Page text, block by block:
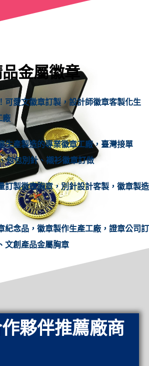
金屬徽章
可愛文徽章訂製，設計師徽章客製化生
廠
生產製造的專業徽章工廠，臺灣接單
包包別針、襯衫徽章訂做
訂製徽章胸章，別針設計客製，徽章製造
紀念品，徽章製作生產工廠，證章公司訂
文創產品金屬胸章
夥伴推薦廠商